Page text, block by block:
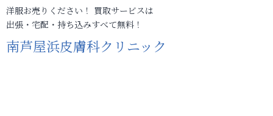
洋服お売りください！ 買取サービスは
出張・宅配・持ち込みすべて無料！
南芦屋浜皮膚科クリニック